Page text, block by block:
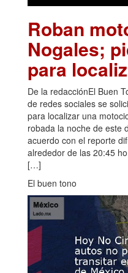
Roban
Nogales;
para
De la redacciónEl Buen
de redes sociales se
para localizar una
robada la noche de este
acuerdo con el reporte
alrededor de las 20:45
[…]
El buen tono